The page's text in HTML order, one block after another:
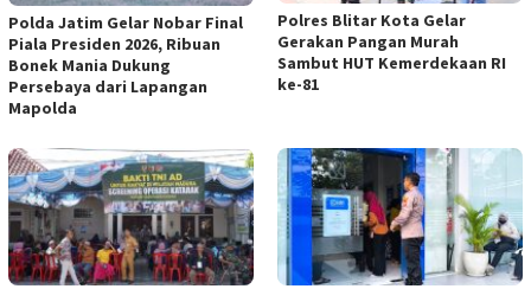
Polda Jatim Gelar Nobar Final
Piala Presiden 2026, Ribuan
Bonek Mania Dukung
Persebaya dari Lapangan
Mapolda
Polres Blitar Kota Gelar
Gerakan Pangan Murah
Sambut HUT Kemerdekaan RI
ke-81